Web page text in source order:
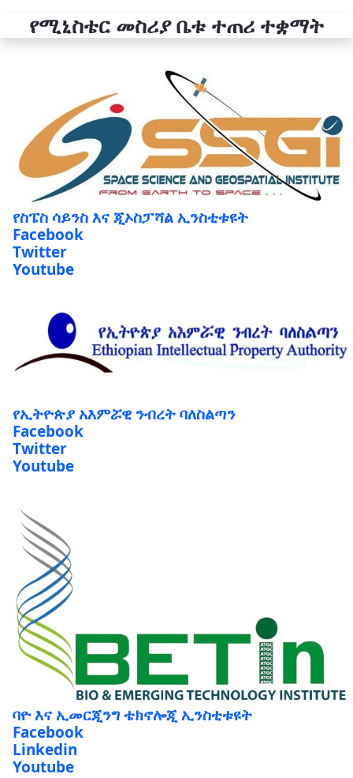
የሚኒስቴር መስሪያ ቤቱ ተጠሪ ተቋማት
የስፔስ ሳይንስ እና ጂኦስፓሻል ኢንስቲቱዩት
Facebook
Twitter
Youtube
የኢትዮጵያ አእምሯዊ ንብረት ባለስልጣን
Facebook
Twitter
Youtube
ባዮ እና ኢመርጂንግ ቴክኖሎጂ ኢንስቲቱዩት
Facebook
Linkedin
Youtube